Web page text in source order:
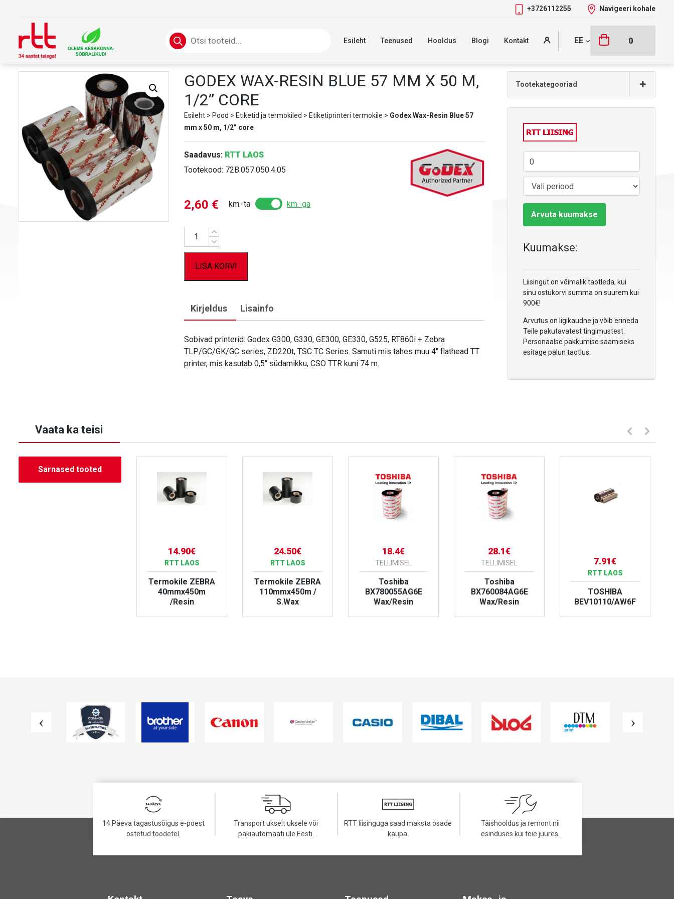
+3726112255 Navigeeri kohale
Products
search
Esileht Teenused Hooldus Blogi Kontakt EE 0
GODEX WAX-RESIN BLUE 57 MM X 50 M,
1/2” CORE
Esileht> Pood > Etiketid ja termokiled > Etiketiprinteri termokile > Godex Wax-Resin Blue 57
mm x 50 m, 1/2” core
Saadavus: RTT LAOS
Tootekood: 72B.057.050.4.05
2,60 € km.-ta km.-ga
Kogus
LISA KORVI
Kirjeldus Lisainfo
Sobivad printerid: Godex G300, G330, GE300, GE330, G525, RT860i + Zebra
TLP/GC/GK/GC series, ZD220t, TSC TC Series. Samuti mis tahes muu 4″ flathead TT
printer, mis kasutab 0,5″ südamikku, CSO TTR kuni 74 m.
Tootekategooriad +
Arvuta kuumakse
Kuumakse:
Liisingut on võimalik taotleda, kui
sinu ostukorvi summa on suurem kui
900€!
Arvutus on ligikaudne ja võib erineda
Teile pakutavatest tingimustest.
Personaalse pakkumise saamiseks
esitage palun taotlus.
Vaata ka teisi
Sarnased tooted
14.90€
RTT LAOS
Termokile ZEBRA
40mmx450m
/Resin
24.50€
RTT LAOS
Termokile ZEBRA
110mmx450m /
S.Wax
18.4€
TELLIMISEL
Toshiba
BX780055AG6E
Wax/Resin
28.1€
TELLIMISEL
Toshiba
BX760084AG6E
Wax/Resin
7.91€
RTT LAOS
TOSHIBA
BEV10110/AW6F
14 Päeva tagastusõigus e-poest
ostetud toodetel.
Transport ukselt uksele või
pakiautomaati üle Eesti.
RTT liisinguga saad maksta osade
kaupa.
Täishooldus ja remont nii
esinduses kui teie juures.